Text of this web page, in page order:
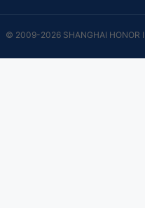
© 2009-2026 SHANGHAI HONOR